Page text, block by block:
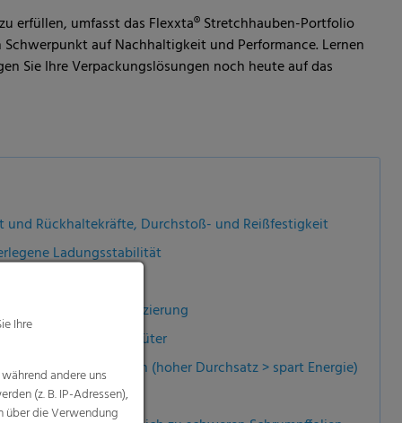
erfüllen, umfasst das Flexxta® Stretchhauben-Portfolio
auf Nachhaltigkeit und Performance. Lernen
Sie Ihre Verpackungslösungen noch heute auf das
und Rückhaltekräfte, Durchstoß- und Reißfestigkeit
Ladungsstabilität
RecyClass®-Zertifizierung
geformte Güter
(hoher Durchsatz > spart Energie)
Ihre
andere uns
(z. B. IP-Adressen),
über die Verwendung